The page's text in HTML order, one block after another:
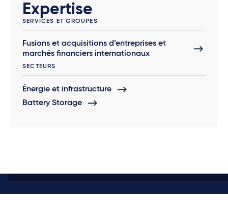
Expertise
SERVICES ET GROUPES
Fusions et acquisitions d’entreprises et
marchés financiers internationaux
SECTEURS
Énergie et infrastructure
Battery Storage